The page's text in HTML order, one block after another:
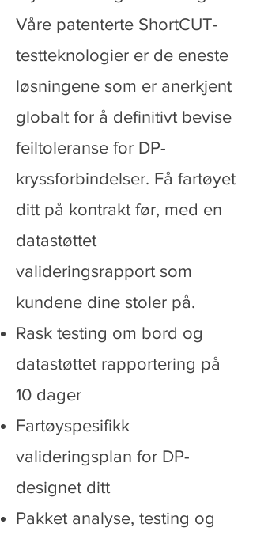
Våre patenterte ShortCUT-
testteknologier er de eneste
løsningene som er anerkjent
globalt for å definitivt bevise
feiltoleranse for DP-
kryssforbindelser. Få fartøyet
ditt på kontrakt før, med en
datastøttet
valideringsrapport som
kundene dine stoler på.
Rask testing om bord og
datastøttet rapportering på
10 dager
Fartøyspesifikk
valideringsplan for DP-
designet ditt
Pakket analyse, testing og